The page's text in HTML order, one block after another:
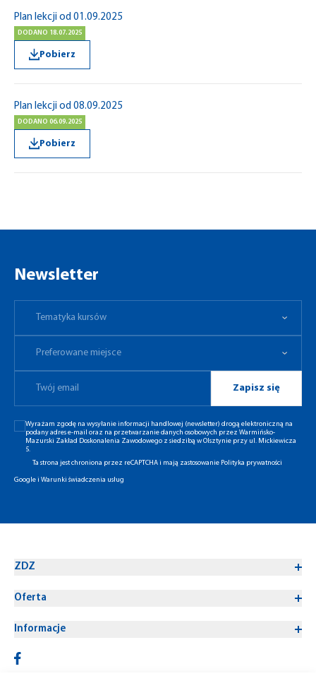
Plan lekcji od 01.09.2025
DODANO 18.07.2025
Pobierz
Plan lekcji od 08.09.2025
DODANO 06.09.2025
Pobierz
Newsletter
Tematyka kursów
Preferowane miejsce
Zapisz się
Wyrażam zgodę na wysyłanie informacji handlowej (newsletter) drogą elektroniczną na
podany adres e-mail oraz na przetwarzanie danych osobowych przez Warmińsko-
Mazurski Zakład Doskonalenia Zawodowego z siedzibą w Olsztynie przy ul. Mickiewicza
5.
Ta strona jest chroniona przez reCAPTCHA i mają zastosowanie Polityka prywatności
Googlei Warunki świadczenia usług
ZDZ
Oferta
Informacje